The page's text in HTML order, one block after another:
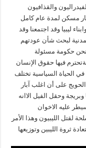
والقذافيون
مسكن لمدة عام كامل
ليبيا وقد اجتمعنا وقد
لبحث شأن عودتهم
حكومة مسئولة
فيها حقوق الإنسان
الحياة السياسية تختلف
على أن اغلب آبار
وحقل الفيل الاانه
عليه الاخوان
الليبيون وهذا الأمر
ثروة الليبين وتوزيعها